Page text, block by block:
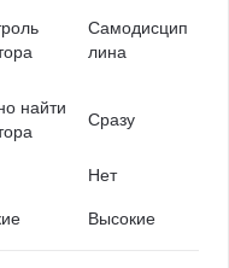
Самодисцип
лина
найти
Сразу
Нет
Высокие